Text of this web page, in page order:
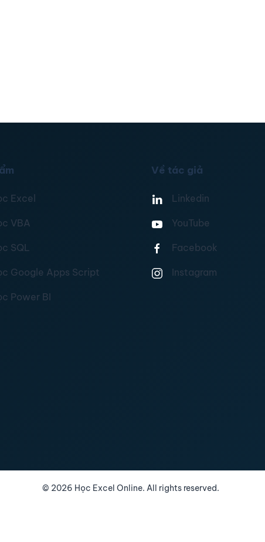
Excel
VBA
SQL
Google Apps Script
Power BI
Về tác giả
Linkedin
YouTube
Facebook
Instagram
© 2026 Học Excel Online. All rights reserved.